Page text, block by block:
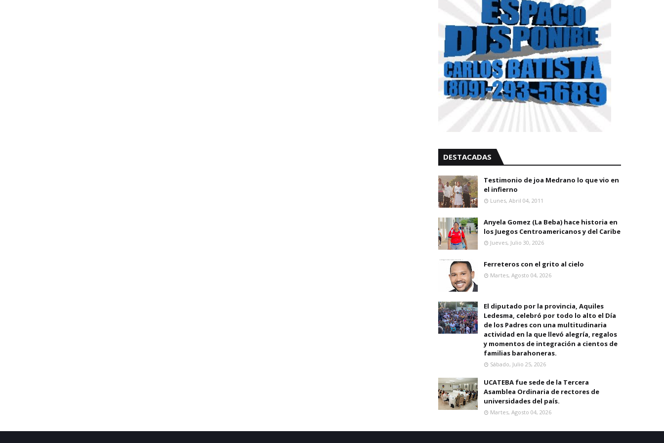
DESTACADAS
Testimonio de joa Medrano lo que vio en
el infierno
Lunes, Abril 04, 2011
Anyela Gomez (La Beba) hace historia en
los Juegos Centroamericanos y del Caribe
Jueves, Julio 30, 2026
Ferreteros con el grito al cielo
Martes, Agosto 04, 2026
El diputado por la provincia, Aquiles
Ledesma, celebró por todo lo alto el Día
de los Padres con una multitudinaria
actividad en la que llevó alegría, regalos
y momentos de integración a cientos de
familias barahoneras.
Sábado, Julio 25, 2026
UCATEBA fue sede de la Tercera
Asamblea Ordinaria de rectores de
universidades del país.
Martes, Agosto 04, 2026